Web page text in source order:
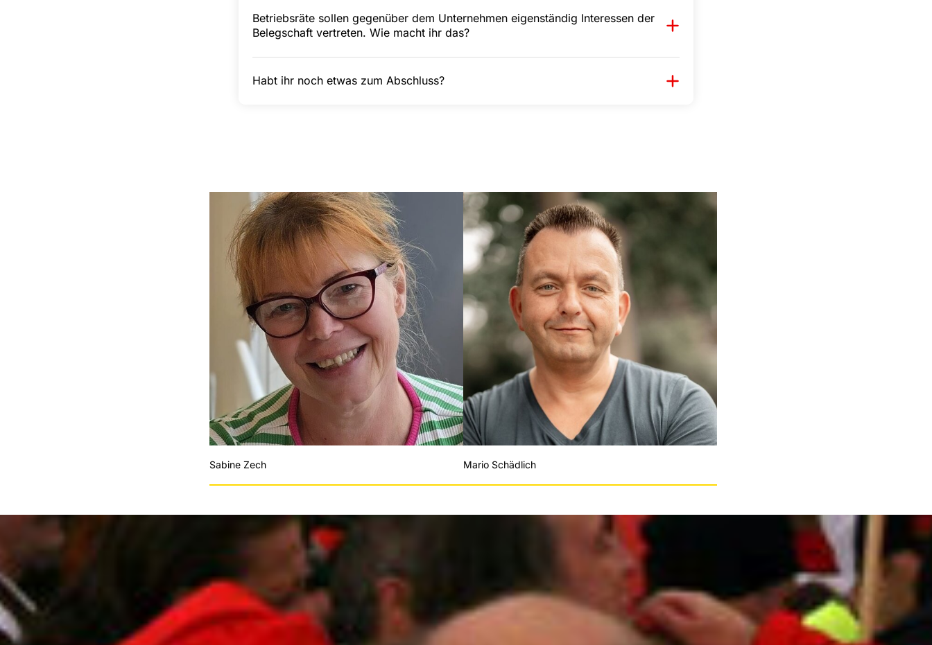
Betriebsräte sollen gegenüber dem Unternehmen eigenständig Interessen der
Belegschaft vertreten. Wie macht ihr das?
Habt ihr noch etwas zum Abschluss?
Sabine Zech Mario Schädlich